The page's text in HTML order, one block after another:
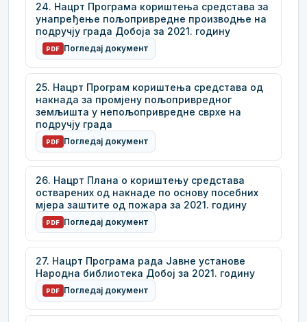
24. Нацрт Програма кориштења средстава за
унапређење пољопривредне производње на
подручју града Добоја за 2021. годину
PDF Погледај документ
25. Нацрт Програм кориштења средстава од
накнада за промјену пољопривредног
земљишта у непољопривредне сврхе на
подручју града
PDF Погледај документ
26. Нацрт Плана о кориштењу средстава
остварених од накнаде по основу посебних
мјера заштите од пожара за 2021. годину
PDF Погледај документ
27. Нацрт Програма рада Јавне установе
Народна библиотека Добој за 2021. годину
PDF Погледај документ